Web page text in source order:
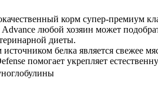
корм супер-премиум
Advance любой хозяин может
диеты.
белка является свежее
помогает укрепляет